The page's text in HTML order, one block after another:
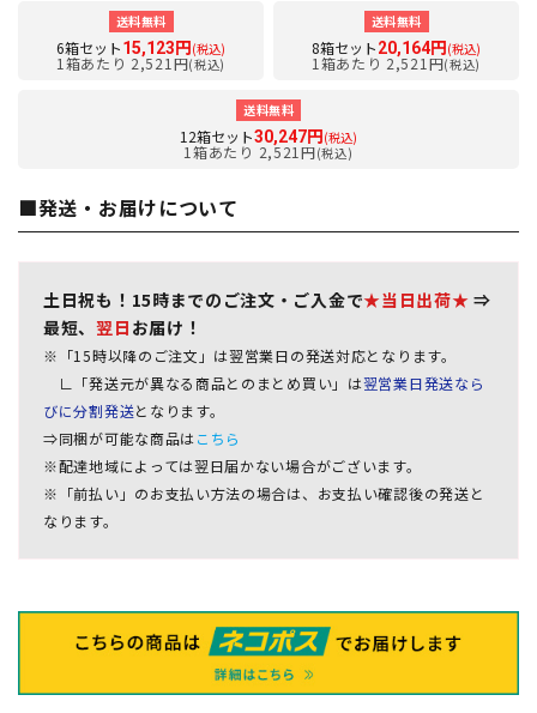
送料無料
6箱セット15,123円 (税込)
1箱あたり 2,521円(税込)
送料無料
8箱セット20,164円 (税込)
1箱あたり 2,521円(税込)
送料無料
12箱セット30,247円 (税込)
1箱あたり 2,521円(税込)
■発送・お届けについて
土日祝も！15時までのご注文・ご入金で★当日出荷★ ⇒
最短、翌日 お届け！
※「15時以降のご注文」は翌営業日の発送対応となります。
∟「発送元が異なる商品とのまとめ買い」は翌営業日発送なら
びに分割発送となります。
⇒同梱が可能な商品はこちら
※配達地域によっては翌日届かない場合がございます。
※「前払い」のお支払い方法の場合は、お支払い確認後の発送と
なります。